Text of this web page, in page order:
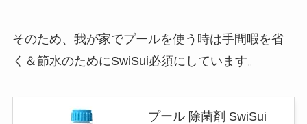
そのため、我が家でプールを使う時は手間暇を省
く＆節水のためにSwiSui必須にしています。
プール 除菌剤 SwiSui